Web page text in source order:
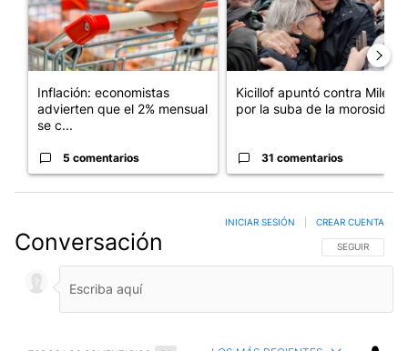
Inflación: economistas
advierten que el 2% mensual
se c...
5 comentarios
Kicillof apuntó contra Milei
por la suba de la morosida...
31 comentarios
Conversación SIGA ESTA
SEGUIR
INICIAR SESIÓN CREAR CUENTA